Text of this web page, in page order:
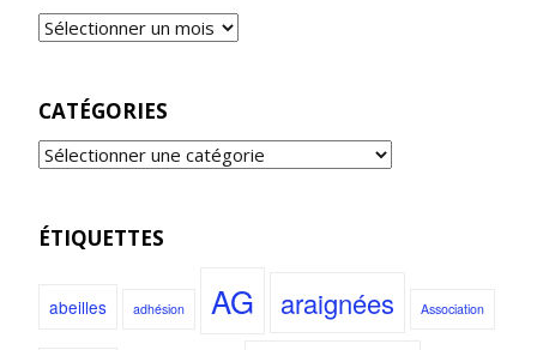
CATÉGORIES
ÉTIQUETTES
abeilles adhésion AG araignées Association